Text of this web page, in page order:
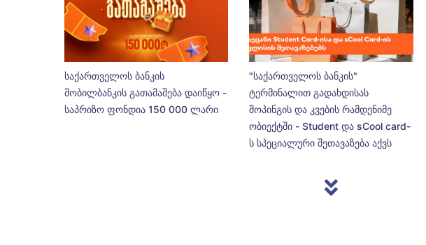
საქართველოს ბანკის
მობილბანკის გათამაშება დაიწყო -
საპრიზო ფონდია 150 000 ლარი
"საქართველოს ბანკის"
ტერმინალით გადახდისას
შოპინგის და კვების რამდენიმე
ობიექტში - Student და sCool card-
ს სპეციალური შეთავაზება აქვს